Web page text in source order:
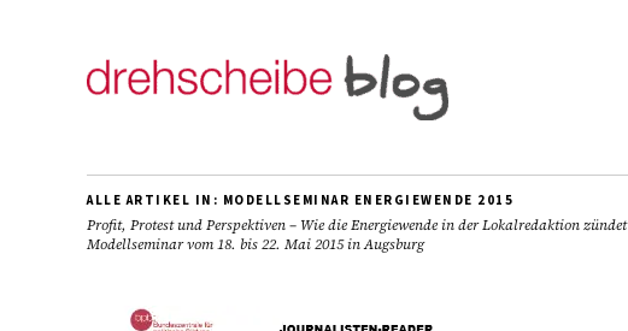
ALLE ARTIKEL IN: MODELLSEMINAR ENERGIEWENDE 2015
Profit, Protest und Perspektiven – Wie die Energiewende in der Lokalredaktion zündet
Modellseminar vom 18. bis 22. Mai 2015 in Augsburg